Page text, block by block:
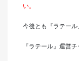
い。
今後とも『ラテール
『ラテール』運営チ